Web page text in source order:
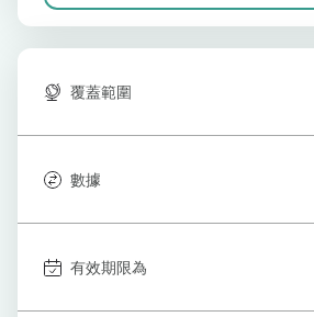
覆蓋範圍
數據
有效期限為